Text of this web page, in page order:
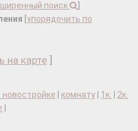
поиск
упорядочить по
на карте
новостройке комнату 1к.
2к.